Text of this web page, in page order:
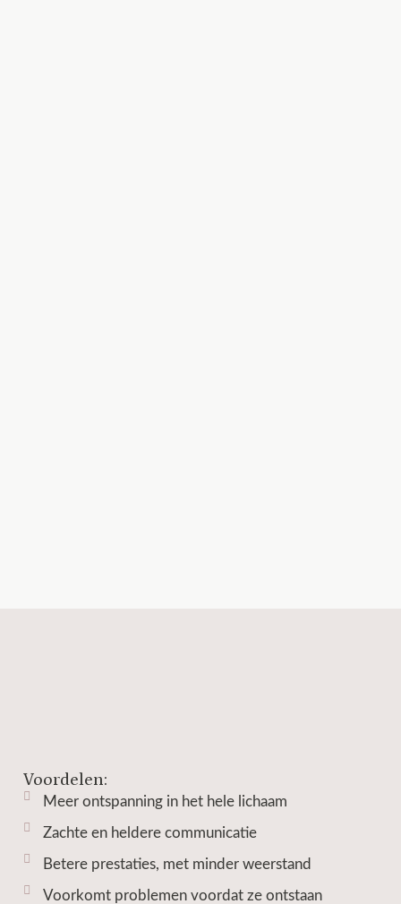
Voordelen:
Meer ontspanning in het hele lichaam
Zachte en heldere communicatie
Betere prestaties, met minder weerstand
Voorkomt problemen voordat ze ontstaan